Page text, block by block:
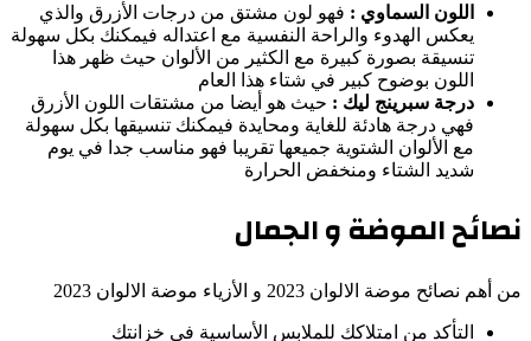
اللون السماوي : فهو لون مشتق من درجات الأزرق والذي
يعكس الهدوء والراحة النفسية مع اعتداله فيمكنك بكل سهولة
تنسيقة بصورة كبيرة مع الكثير من الألوان حيث ظهر هذا
اللون بوضوح كبير في شتاء هذا العام
درجة سبرينج ليك : حيث هو أيضا من مشتقات اللون الأزرق
فهي درجة هادئة للغاية ومحايدة فيمكنك تنسيقها بكل سهولة
مع الألوان الشتوية جميعها تقريبا فهو مناسب جدا في يوم
شديد الشتاء ومنخفض الحرارة
نصائح الموضة و الجمال
من أهم نصائح موضة الالوان 2023 و الأزياء موضة الالوان 2023
التأكد من امتلاكك للملابس الأساسية في خزانتك